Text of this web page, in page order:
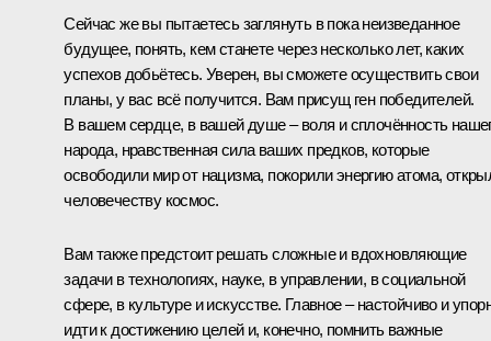
Сейчас же вы пытаетесь заглянуть в пока неизведанное
будущее, понять, кем станете через несколько лет, каких
успехов добьётесь. Уверен, вы сможете осуществить свои
планы, у вас всё получится. Вам присущ ген победителей.
В вашем сердце, в вашей душе – воля и сплочённость
народа, нравственная сила ваших предков, которые
освободили мир от нацизма, покорили энергию атома,
человечеству космос.
Вам также предстоит решать сложные и вдохновляющие
задачи в технологиях, науке, в управлении, в социальной
сфере, в культуре и искусстве. Главное – настойчиво и
идти к достижению целей и, конечно, помнить важные